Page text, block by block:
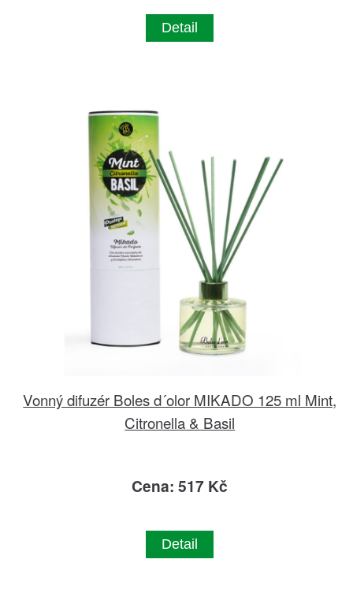
Detail
Vonný difuzér Boles d´olor MIKADO 125 ml Mint,
Citronella & Basil
Cena: 517 Kč
Detail